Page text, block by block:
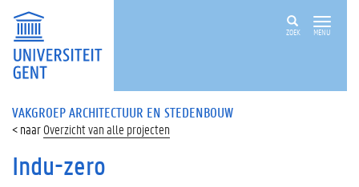
ZOEK MENU
VAKGROEP ARCHITECTUUR EN STEDENBOUW
Overzicht van alle projecten
Indu-zero